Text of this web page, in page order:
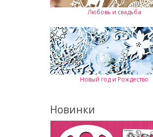
Любовь и свадьба
Новый год и Рождество
Новинки